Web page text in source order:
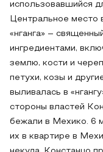
использовавшийся
Центральное место
«нганга» –
ингредиентами,
землю, кости и
петухи, козы и
выливалась в
стороны властей
бежали в Мехико. 6
их в квартире в